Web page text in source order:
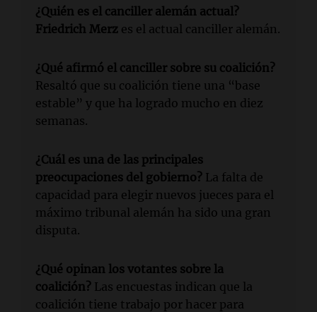
¿Quién es el canciller alemán actual?
Friedrich Merz es el actual canciller alemán.
¿Qué afirmó el canciller sobre su coalición?
Resaltó que su coalición tiene una “base
estable” y que ha logrado mucho en diez
semanas.
¿Cuál es una de las principales
preocupaciones del gobierno? La falta de
capacidad para elegir nuevos jueces para el
máximo tribunal alemán ha sido una gran
disputa.
¿Qué opinan los votantes sobre la
coalición? Las encuestas indican que la
coalición tiene trabajo por hacer para